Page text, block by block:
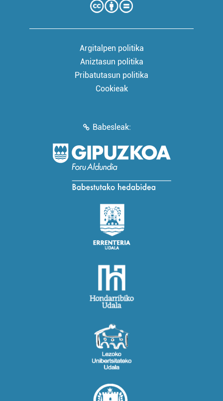
Argitalpen politika
Aniztasun politika
Pribatutasun politika
Cookieak
Babesleak: